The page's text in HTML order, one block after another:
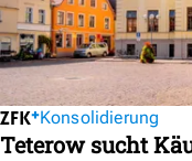
Konsolidierung
Teterow sucht